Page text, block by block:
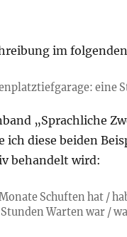
im
eine
„Sprachliche
ich diese beiden
behandelt wird:
Schuften hat /
Warten war /